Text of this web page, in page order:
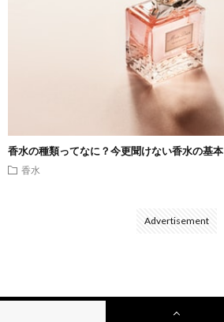
香水の種類ってなに？今更聞けない香水の基本
香水
Advertisement